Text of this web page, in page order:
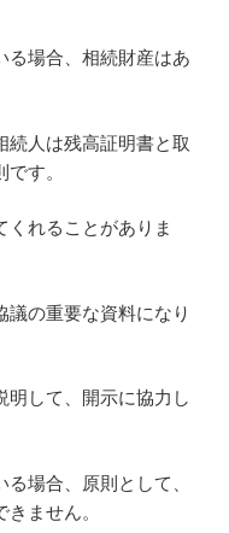
る場合、相続財産はあ
人は残高証明書と取
す。
くれることがありま
の重要な資料になり
して、開示に協力し
場合、原則として、
ません。